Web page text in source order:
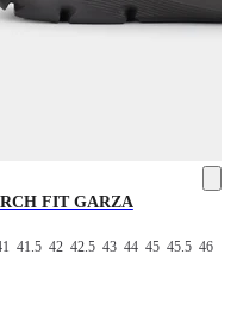
FIT GARZA
41.5 42 42.5 43 44 45 45.5 46